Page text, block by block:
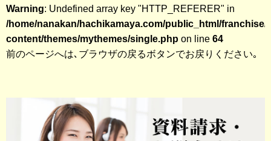
Warning: Undefined array key "HTTP_REFERER" in
/home/nanakan/hachikamaya.com/public_html/franchise/
content/themes/mythemes/single.php on line 64
前のページへは､ブラウザの戻るボタンでお戻りください｡